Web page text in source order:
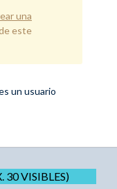
una
este
un usuario
30 VISIBLES)